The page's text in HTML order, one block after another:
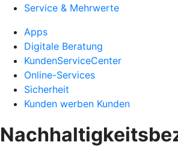
Service & Mehrwerte
Apps
Digitale Beratung
KundenServiceCenter
Online-Services
Sicherheit
Kunden werben Kunden